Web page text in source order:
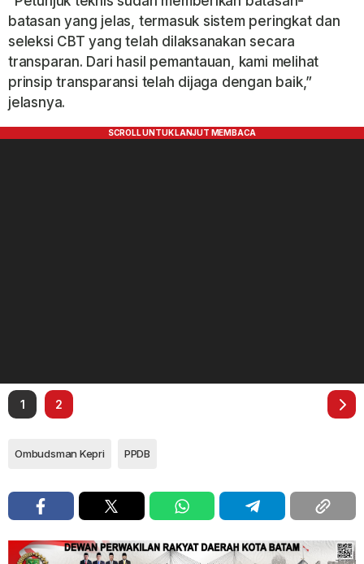
batasan yang jelas, termasuk sistem peringkat dan
seleksi CBT yang telah dilaksanakan secara
transparan. Dari hasil pemantauan, kami melihat
prinsip transparansi telah dijaga dengan baik,”
jelasnya.
1 2
Ombudsman Kepri PPDB